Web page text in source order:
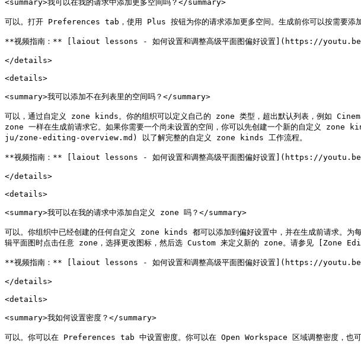
<summary>我可以在我的请求中添加更多空间吗？</summary>
可以。打开 Preferences tab，使用 Plus 按钮为你的请求添加更多空间。生成前你可以按需要添加
**视频指南：** [laiout lessons - 如何设置和调整高级平面图偏好设置](https://
</details>
<details>
<summary>我可以添加不在列表里的空间吗？</summary>
可以，通过自定义 zone kinds。你的组织可以定义自己的 zone 类型，超出默认列表，例如
zone 一样在生成前请求它。如果你需要一个尚未设置的空间，你可以先创建一个新的自定
ju/zone-editing-overview.md) 以了解完整的自定义 zone kinds 工作流程。
**视频指南：** [laiout lessons - 如何设置和调整高级平面图偏好设置](https://
</details>
<details>
<summary>我可以在我的请求中添加自定义 zone 吗？</summary>
可以。你组织中已经创建的任何自定义 zone kinds 都可以添加到偏好设置中，并在生成前请求。
辑平面图时点击任意 zone，选择更改图标，然后选 Custom 来定义新的 zone。请参
**视频指南：** [laiout lessons - 如何设置和调整高级平面图偏好设置](https://
</details>
<details>
<summary>我如何设置密度？</summary>
可以。你可以在 Preferences tab 中设置密度。你可以在 Open Workspace 区域调整密度，也